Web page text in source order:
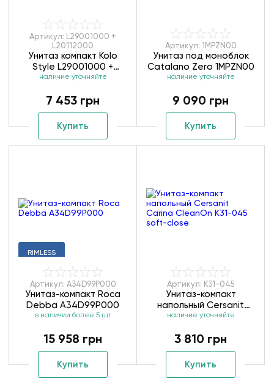
Артикул: L29001000 +
L20112000
Унитаз компакт Kolo
Style L29001000 +
L20112000
наличие уточняйте
7 453 грн
Купить
Артикул: 1MPZN00
Унитаз под моноблок
Catalano Zero 1MPZN00
наличие уточняйте
9 090 грн
Купить
RIMLESS
Артикул: A34D99P000
Унитаз-компакт Roca
Debba A34D99P000
в наличии более 5 шт
15 958 грн
Купить
Артикул: K31-045
Унитаз-компакт
напольный Cersanit
Carina CleanOn K31-045
наличие уточняйте
3 810 грн
Купить